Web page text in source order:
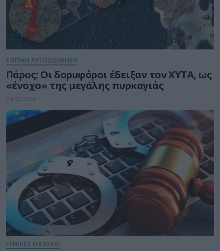
ΤΟΠΙΚΗ ΑΥΤΟΔΙΟΙΚΗΣΗ
Πάρος: Οι δορυφόροι έδειξαν τον ΧΥΤΑ, ως
«ένοχο» της μεγάλης πυρκαγιάς
29.07.2026
ΓΕΝΙΚΕΣ ΕΙΔΗΣΕΙΣ